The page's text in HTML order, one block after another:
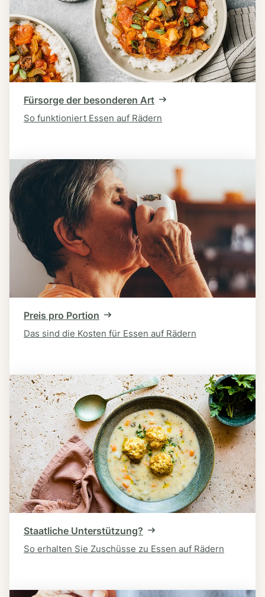
Fürsorge der besonderen Art
So funktioniert Essen auf Rädern
Preis pro Portion
Das sind die Kosten für Essen auf Rädern
Staatliche Unterstützung?
So erhalten Sie Zuschüsse zu Essen auf Rädern